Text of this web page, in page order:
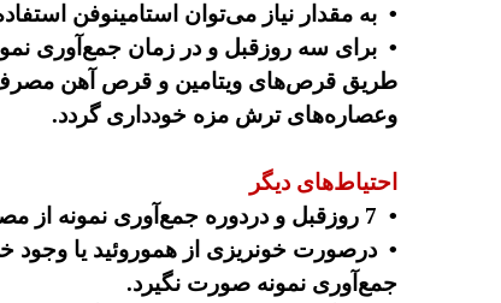
• به مقدار نیاز می‌توان استامینوفن
• برای سه روزقبل و در زمان جمع‌آوری نمونه بیش از250
طریق قرص‌های ویتامین و قرص آهن مصرف
وعصاره‌های ترش مزه خودداری گردد.
احتیاط‌های دیگر
• 7 روزقبل و دردوره جمع‌آوری نمونه از مصرف الکل اجتناب گردد.
• درصورت خونریزی از هموروئید یا وجود
جمع‌آوری نمونه صورت نگیرد.